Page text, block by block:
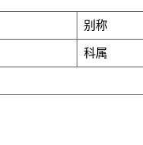
别称
科属